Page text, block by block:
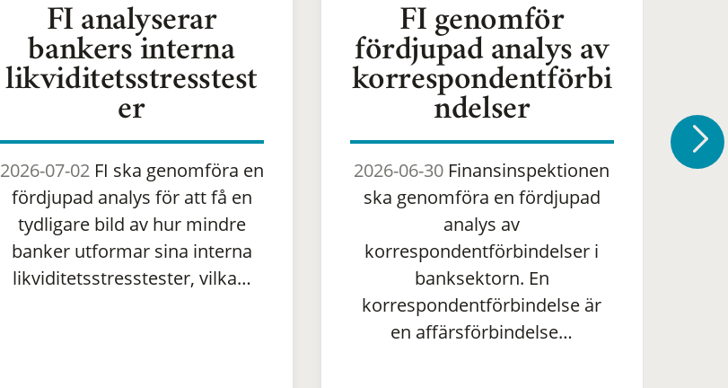
FI analyserar
bankers interna
likviditetsstresstest
er
2026-07-02FI ska genomföra en
fördjupad analys för att få en
tydligare bild av hur mindre
banker utformar sina interna
likviditetsstresstester, vilka…
FI genomför
fördjupad analys av
korrespondentförbi
ndelser
2026-06-30 Finansinspektionen
ska genomföra en fördjupad
analys av
korrespondentförbindelser i
banksektorn. En
korrespondentförbindelse är
en affärsförbindelse…